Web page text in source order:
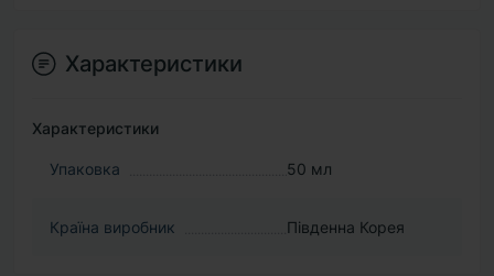
Характеристики
Характеристики
Упаковка 50 мл
Країна виробник Південна Корея